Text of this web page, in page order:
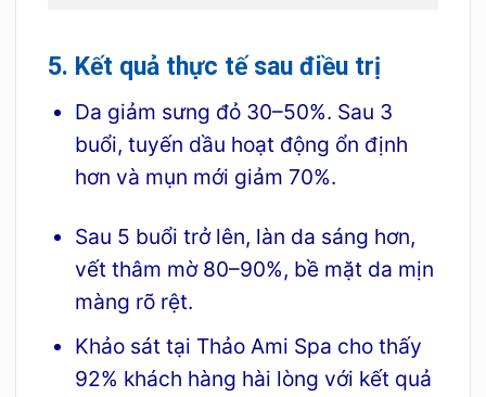
5. Kết quả thực tế sau điều trị
Da giảm sưng đỏ 30–50%. Sau 3
buổi, tuyến dầu hoạt động ổn định
hơn và mụn mới giảm 70%.
Sau 5 buổi trở lên, làn da sáng hơn,
vết thâm mờ 80–90%, bề mặt da mịn
màng rõ rệt.
Khảo sát tại Thảo Ami Spa cho thấy
92% khách hàng hài lòng với kết quả